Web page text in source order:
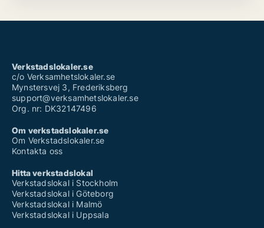
Verkstadslokaler.se
c/o Verksamhetslokaler.se
Mynstersvej 3, Frederiksberg
support@verksamhetslokaler.se
Org. nr: DK32147496
Om verkstadslokaler.se
Om Verkstadslokaler.se
Kontakta oss
Hitta verkstadslokal
Verkstadslokal i Stockholm
Verkstadslokal i Göteborg
Verkstadslokal i Malmö
Verkstadslokal i Uppsala